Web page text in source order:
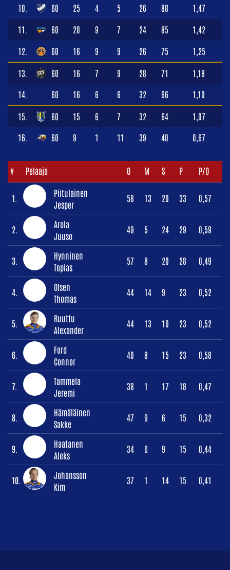
10. 60 25 4 5 26 88 1,47
11. 60 20 9 7 24 85 1,42
12. 60 16 9 9 26 75 1,25
13. 60 16 7 9 28 71 1,18
14. 60 16 6 6 32 66 1,10
15. 60 15 6 7 32 64 1,07
16. 60 9 1 11 39 40 0,67
# Pelaaja O M S P P/O
1.
Piitulainen
Jesper
58 13 20 33 0,57
2.
Arola
Juuso
49 5 24 29 0,59
3.
Hynninen
Topias
57 8 20 28 0,49
4.
Olsen
Thomas
44 14 9 23 0,52
5.
Ruuttu
Alexander
44 13 10 23 0,52
6.
Ford
Connor
40 8 15 23 0,58
7.
Tammela
Jeremi
38 1 17 18 0,47
8.
Hämäläinen
Sakke
47 9 6 15 0,32
9.
Haatanen
Aleks
34 6 9 15 0,44
10.
Johansson
Kim
37 1 14 15 0,41